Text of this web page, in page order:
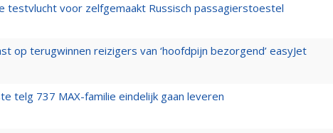
testvlucht voor zelfgemaakt Russisch passagierstoestel
op terugwinnen reizigers van ‘hoofdpijn bezorgend’ easyJet
telg 737 MAX-familie eindelijk gaan leveren